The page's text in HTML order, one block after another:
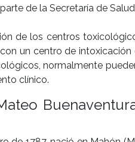
de la Secretaría de
de los centros
un centro de
normalmente
clínico.